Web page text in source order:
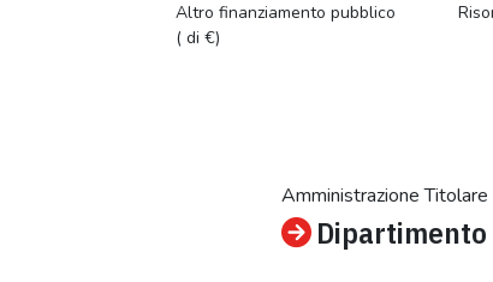
Altro finanziamento pubblico
( di €)
Amministrazione Titolare